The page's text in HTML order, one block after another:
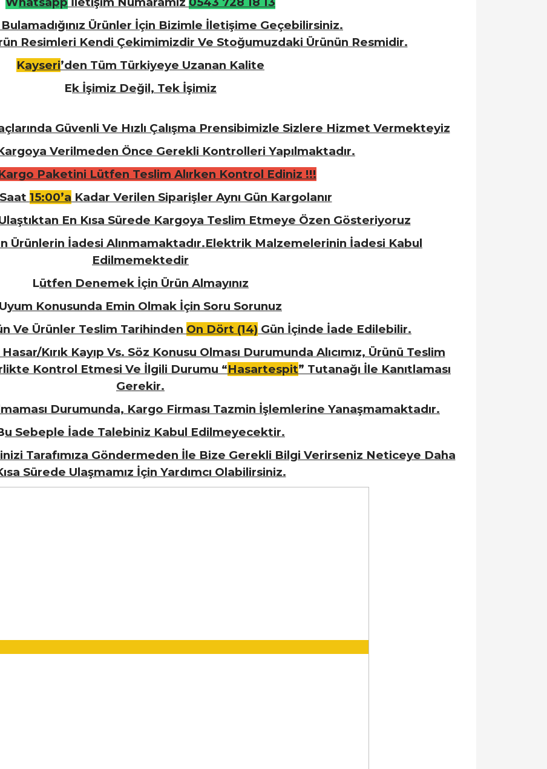
Ürünler İçin Bizimle İletişime Geçebilirsiniz.
Resimleri Kendi Çekimimizdir Ve Stoğumuzdaki Ürünün Resmidir.
Kayseri’den Tüm Türkiyeye Uzanan Kalite
Ek İşimiz Değil, Tek İşimiz
Güvenli Ve Hızlı Çalışma Prensibimizle Sizlere Hizmet Vermekteyiz
Verilmeden Önce Gerekli Kontrolleri Yapılmaktadır.
Paketini Lütfen Teslim Alırken Kontrol Ediniz !!!
15:00’a Kadar Verilen Siparişler Aynı Gün Kargolanır
En Kısa Sürede Kargoya Teslim Etmeye Özen Gösteriyoruz
Ürünlerin İadesi Alınmamaktadır.Elektrik Malzemelerinin İadesi Kabul
Edilmemektedir
Lütfen Denemek İçin Ürün Almayınız
Uyum Konusunda Emin Olmak İçin Soru Sorunuz
Ve Ürünler Teslim Tarihinden On Dört (14) Gün İçinde İade Edilebilir.
Kırık Kayıp Vs. Söz Konusu Olması Durumunda Alıcımız, Ürünü Teslim
Kontrol Etmesi Ve İlgili Durumu “Hasartespit” Tutanağı İle Kanıtlaması
Gerekir.
Durumunda, Kargo Firması Tazmin İşlemlerine Yanaşmamaktadır.
u Sebeple İade Talebiniz Kabul Edilmeyecektir.
Tarafımıza Göndermeden İle Bize Gerekli Bilgi Verirseniz Neticeye Daha
Sürede Ulaşmamız İçin Yardımcı Olabilirsiniz.